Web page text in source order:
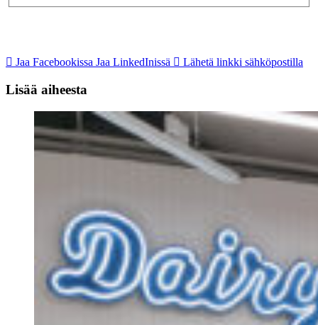
Jaa Facebookissa Jaa LinkedInissä Lähetä linkki sähköpostilla
Lisää aiheesta